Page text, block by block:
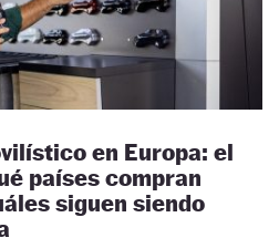
en Europa: el
países compran
siguen siendo